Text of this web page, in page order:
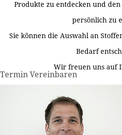
Produkte zu entdecken und
persönlich zu
Sie können die Auswahl an
Bedarf
Wir freuen uns auf
Termin Vereinbaren